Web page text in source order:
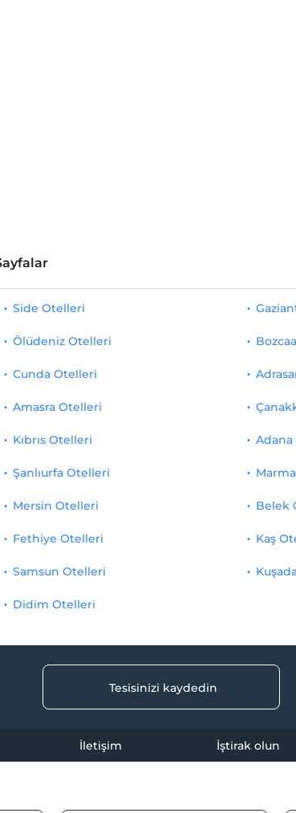
Side Otelleri
Ölüdeniz Otelleri
Cunda Otelleri
Amasra Otelleri
Kıbrıs Otelleri
Şanlıurfa Otelleri
Mersin Otelleri
Fethiye Otelleri
Samsun Otelleri
Didim Otelleri
Belek
Kaş
Tesisinizi kaydedin
İletişim İştirak olun